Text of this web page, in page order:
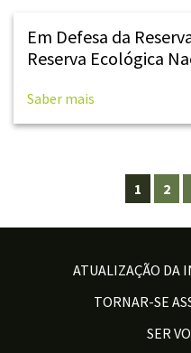
Em Defesa da
Reserva Ecológica
Saber mais
1 2
ATUALIZAÇÃO DA
TORNAR-SE
SER